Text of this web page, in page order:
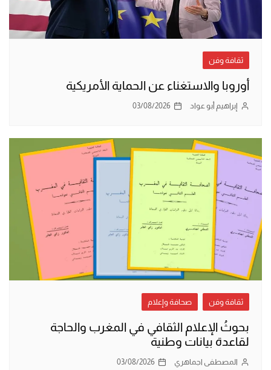
ثقافة وفن
أوروبا والاستغناء عن الحماية الأمريكية
إبراهيم أبو عواد 03/08/2026
ثقافة وفن صحافة وإعلام
بحوثُ الإعلام الثقافي في المغرب والحاجة
لقاعدة بيانات وطنية
المصطفى اجماهري 03/08/2026